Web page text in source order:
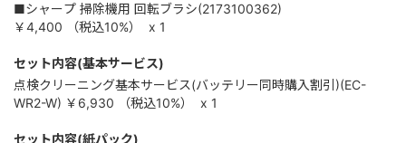
■シャープ 掃除機用 回転ブラシ(2173100362)
￥4,400
（税込10%） x 1
セット内容(基本サービス)
点検クリーニング基本サービス(バッテリー同時購入割引)(EC-
WR2-W) ￥6,930 （税込10%） x 1
セット内容(紙パック)